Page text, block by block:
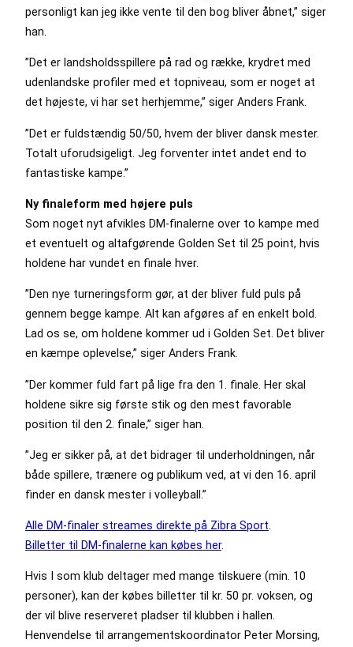
personligt kan jeg ikke vente til den bog bliver åbnet,” siger
han.
”Det er landsholdsspillere på rad og række, krydret med
udenlandske profiler med et topniveau, som er noget at
det højeste, vi har set herhjemme,” siger Anders Frank.
”Det er fuldstændig 50/50, hvem der bliver dansk mester.
Totalt uforudsigeligt. Jeg forventer intet andet end to
fantastiske kampe.”
Ny finaleform med højere puls
Som noget nyt afvikles DM-finalerne over to kampe med
et eventuelt og altafgørende Golden Set til 25 point, hvis
holdene har vundet en finale hver.
”Den nye turneringsform gør, at der bliver fuld puls på
gennem begge kampe. Alt kan afgøres af en enkelt bold.
Lad os se, om holdene kommer ud i Golden Set. Det bliver
en kæmpe oplevelse,” siger Anders Frank.
”Der kommer fuld fart på lige fra den 1. finale. Her skal
holdene sikre sig første stik og den mest favorable
position til den 2. finale,” siger han.
”Jeg er sikker på, at det bidrager til underholdningen, når
både spillere, trænere og publikum ved, at vi den 16. april
finder en dansk mester i volleyball.”
Alle DM-finaler streames direkte på Zibra Sport
Billetter til DM-finalerne kan købes her.
Hvis I som klub deltager med mange tilskuere (min. 10
personer), kan der købes billetter til kr. 50 pr. voksen, og
der vil blive reserveret pladser til klubben i hallen.
Henvendelse til arrangementskoordinator Peter Morsing,